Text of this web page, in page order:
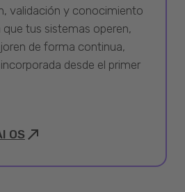
validación y conocimiento
tus sistemas operen,
de forma continua,
desde el primer
OS